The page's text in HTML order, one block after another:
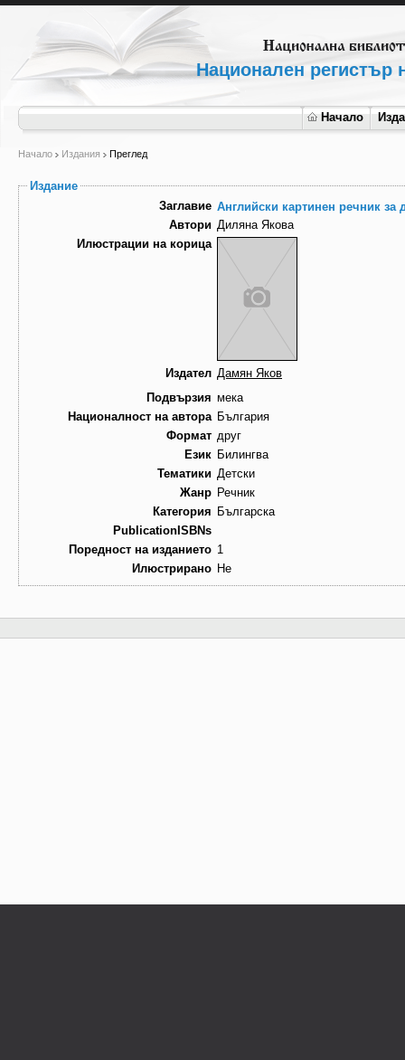
Национален регистър
Начало
Начало Издания Преглед
Издание
Заглавие Английски картинен речник за
Автори Диляна Якова
Илюстрации на корица
Издател Дамян Яков
Подвързия мека
Националност на автора България
Формат друг
Език Билингва
Тематики Детски
Жанр Речник
Категория Българска
PublicationISBNs
Поредност на изданието 1
Илюстрирано Не